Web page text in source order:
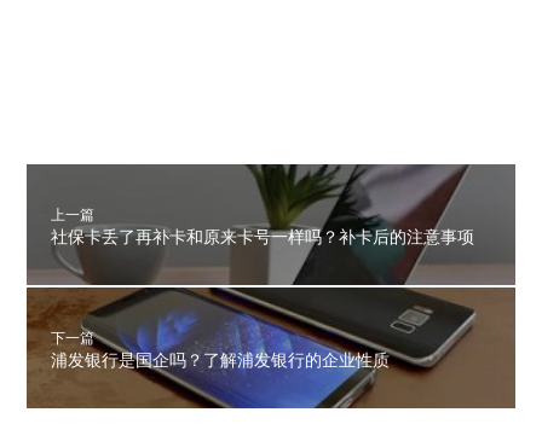
上一篇
社保卡丢了再补卡和原来卡号一样吗？补卡后的注意事项
下一篇
浦发银行是国企吗？了解浦发银行的企业性质